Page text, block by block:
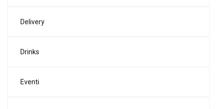
Delivery
Drinks
Eventi